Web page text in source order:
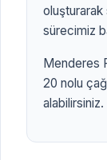
oluşturarak
sürecimiz
Menderes
20 nolu
alabilirsiniz.